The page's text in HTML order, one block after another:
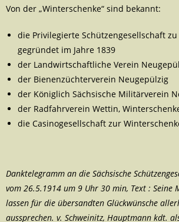
Von der „Winterschenke“ sind bekannt:
die Privilegierte Schützengesellschaft
gegründet im Jahre 1839
der Landwirtschaftliche Verein
der Bienenzüchterverein Neugepülzig
der Königlich Sächsische Militärverein
der Radfahrverein Wettin,
die Casinogesellschaft zur
Danktelegramm an die Sächsische
vom 26.5.1914 um 9 Uhr 30 min, Text : Seine
lassen für die übersandten Glückwünsche
aussprechen. v. Schweinitz, Hauptmann kdt.